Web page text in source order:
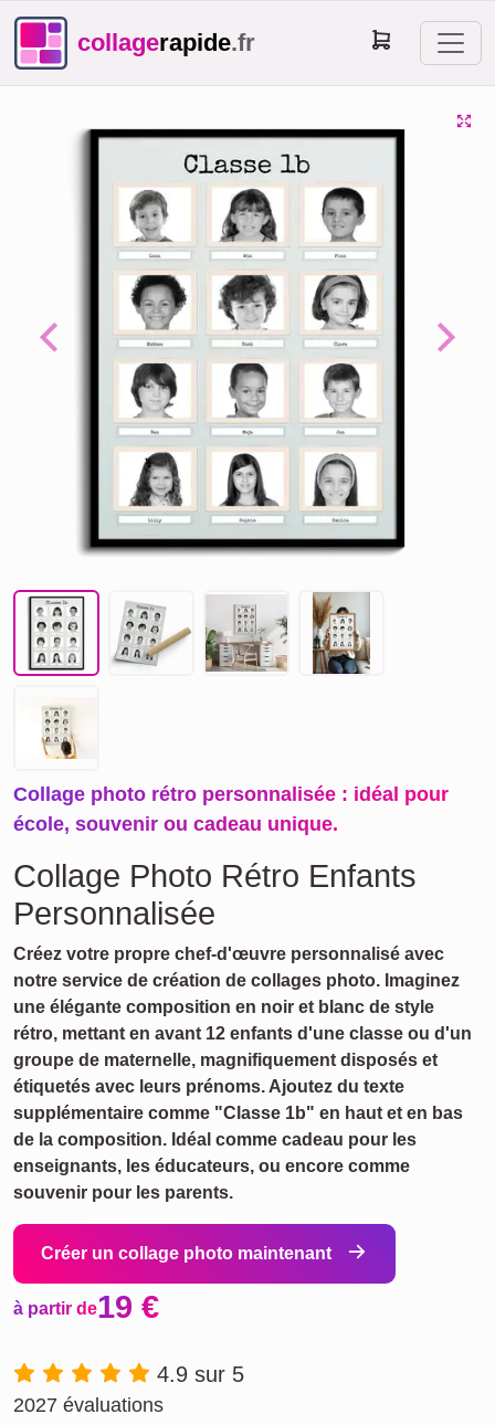
collagerapide.fr
Previous Next
Collage photo rétro personnalisée : idéal pour
école, souvenir ou cadeau unique.
Collage Photo Rétro Enfants
Personnalisée
Créez votre propre chef-d'œuvre personnalisé avec
notre service de création de collages photo. Imaginez
une élégante composition en noir et blanc de style
rétro, mettant en avant 12 enfants d'une classe ou d'un
groupe de maternelle, magnifiquement disposés et
étiquetés avec leurs prénoms. Ajoutez du texte
supplémentaire comme "Classe 1b" en haut et en bas
de la composition. Idéal comme cadeau pour les
enseignants, les éducateurs, ou encore comme
souvenir pour les parents.
Créer un collage photo maintenant
à partir de19 €
4.9 sur 5
2027 évaluations